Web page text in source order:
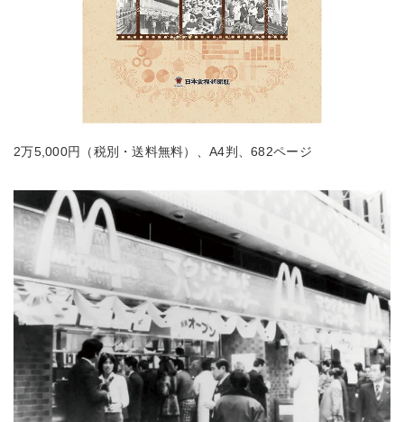
2万5,000円（税別・送料無料）、A4判、682ページ